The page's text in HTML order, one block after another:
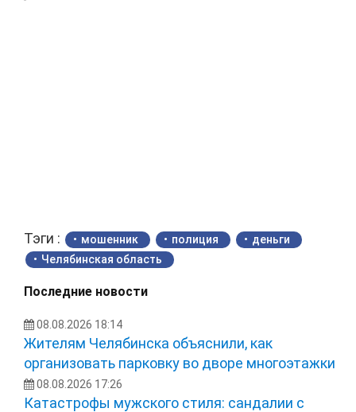
Тэги : мошенник полиция
деньги
Челябинская область
Последние новости
08.08.2026 18:14
Жителям Челябинска объяснили, как
организовать парковку во дворе многоэтажки
08.08.2026 17:26
Катастрофы мужского стиля: сандалии с